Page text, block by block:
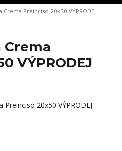
Crema Preinciso 20x50 VÝPRODEJ
Crema
VÝPRODEJ